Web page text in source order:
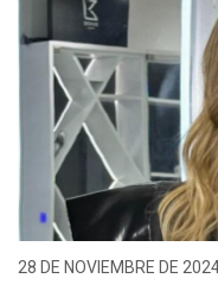
28 DE NOVIEMBRE DE